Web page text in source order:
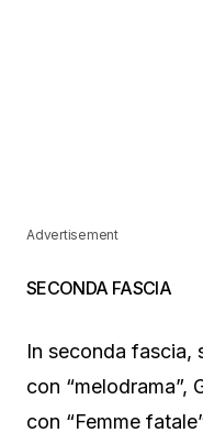
Advertisement
SECONDA FASCIA
In seconda fascia,
con “melodrama”,
con “Femme